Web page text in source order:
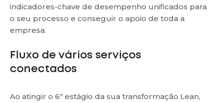
indicadores-chave de desempenho unificados para
o seu processo e conseguir o apoio de toda a
empresa.
Fluxo de vários serviços
conectados
Ao atingir o 6º estágio da sua transformação Lean,